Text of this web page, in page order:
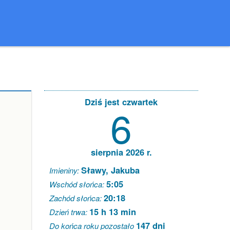
Dziś jest czwartek
6
sierpnia 2026 r.
Imieniny:Sławy, Jakuba
Wschód słońca:5:05
Zachód słońca:20:18
Dzień trwa: 15 h 13 min
Do końca roku pozostało 147 dni